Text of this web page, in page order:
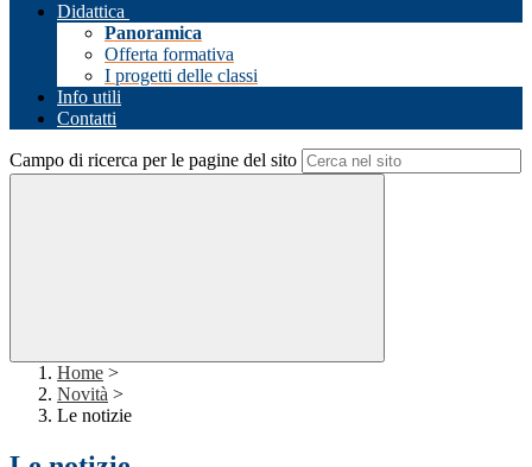
Didattica
Panoramica
Offerta formativa
I progetti delle classi
Info utili
Contatti
Campo di ricerca per le pagine del sito
Home >
Novità >
Le notizie